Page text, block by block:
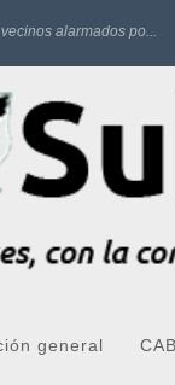
alarmados po...
general